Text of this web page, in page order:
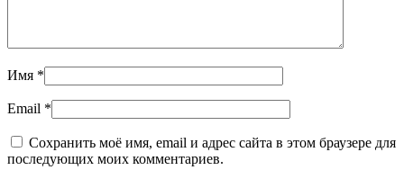
Имя *
Email *
Сохранить моё имя, email и адрес сайта в этом браузере для
последующих моих комментариев.